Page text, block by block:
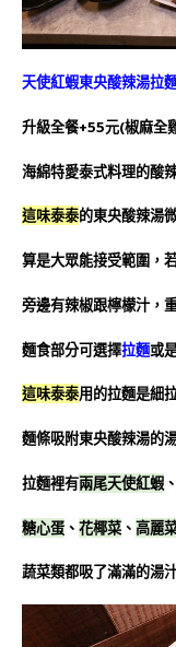
天使紅蝦東央酸辣湯拉
升級全餐+55元(椒麻全
海綿特愛泰式料理的酸
這味泰泰的東央酸辣湯
算是大眾能接受範圍，
旁邊有辣椒跟檸檬汁，
麵食部分可選擇拉麵或
這味泰泰用的拉麵是細
麵條吸附東央酸辣湯的
拉麵裡有兩尾天使紅蝦 、
糖心蛋 、 花椰菜 、 高麗
蔬菜類都吸了滿滿的湯